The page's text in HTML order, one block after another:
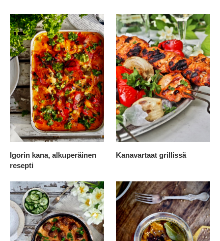
Igorin kana, alkuperäinen
resepti
Kanavartaat grillissä